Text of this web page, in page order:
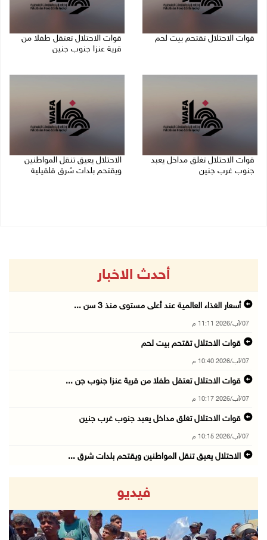
قوات الاحتلال تقتحم بيت لحم
قوات الاحتلال تعتقل طفلا من
قرية عنزا جنوب جنين
قوات الاحتلال تغلق مداخل يعبد
جنوب غرب جنين
الاحتلال يعيق تنقل المواطنين
ويقتحم بلدات شرق قلقيلية
أحدث الاخبار
أسعار الغذاء العالمية عند أعلى مستوى منذ 3 سن ...
07/آب/2026 11:11 م
قوات الاحتلال تقتحم بيت لحم
07/آب/2026 10:40 م
قوات الاحتلال تعتقل طفلا من قرية عنزا جنوب جن ...
07/آب/2026 10:17 م
قوات الاحتلال تغلق مداخل يعبد جنوب غرب جنين
07/آب/2026 10:15 م
الاحتلال يعيق تنقل المواطنين ويقتحم بلدات شرق ...
إصابة مواطنين في اعتداء للمستعمرين في بيت دجن
07/آب/2026 08:48 م
نادي الأسير: تجديد أمرَ منع زيارات الأسرى إجر ...
فيديو